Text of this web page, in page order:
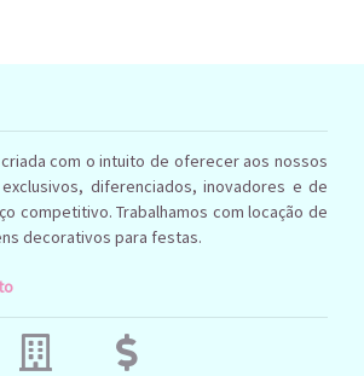
com o intuito de oferecer aos nossos
diferenciados, inovadores e de
competitivo. Trabalhamos com locação de
decorativos para festas.